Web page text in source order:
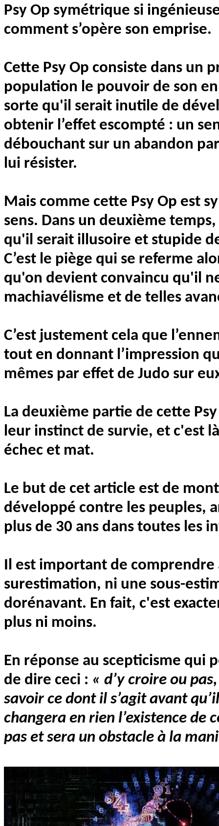
Psy Op symétrique si
comment s’opère son emprise.
Cette Psy Op consiste dans un
population le pouvoir de son
sorte qu'il serait inutile de
obtenir l’effet escompté : un
débouchant sur un abandon
lui résister.
Mais comme cette Psy Op est
sens. Dans un deuxième
qu'il serait illusoire et stupide
C’est le piège qui se referme
qu'on devient convaincu qu'il
machiavélisme et de telles
C’est justement cela que
tout en donnant l’impression
mêmes par effet de Judo sur
La deuxième partie de cette
leur instinct de survie, et c'est
échec et mat.
Le but de cet article est de
développé contre les peuples,
plus de 30 ans dans toutes les
Il est important de comprendre
surestimation, ni une sous-
dorénavant. En fait, c'est
plus ni moins.
En réponse au scepticisme qui
de dire ceci : « d’y croire ou
savoir ce dont il s’agit avant
changera en rien l’existence de
pas et sera un obstacle à la